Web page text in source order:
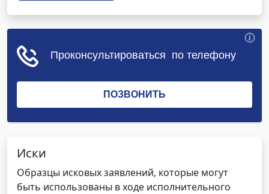
Иски
Образцы исковых заявлений, которые могут
быть использованы в ходе исполнительного